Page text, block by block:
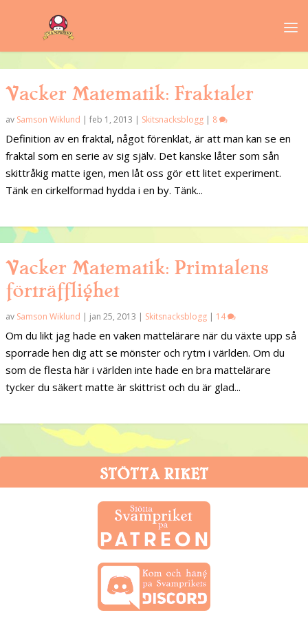
Vacker Matematik: Fraktaler
av Samson Wiklund | feb 1, 2013 | Skitsnacksblogg | 8
Definition av en fraktal, något förenklat, är att man kan se en
fraktal som en serie av sig själv. Det kanske låter som sån
skittråkig matte igen, men låt oss gör ett litet experiment.
Tänk en cirkelformad hydda i en by. Tänk...
Vacker Matematik: Primtalens
förträfflighet
av Samson Wiklund | jan 25, 2013 | Skitsnacksblogg | 14
Om du likt jag hade en vaken mattelärare när du växte upp så
sporrade hen dig att se mönster och rytm i världen. Om du
som de flesta här i världen inte hade en bra mattelärare
tycker du säkert matte är skittrist och du är glad...
STÖTTA RIKET